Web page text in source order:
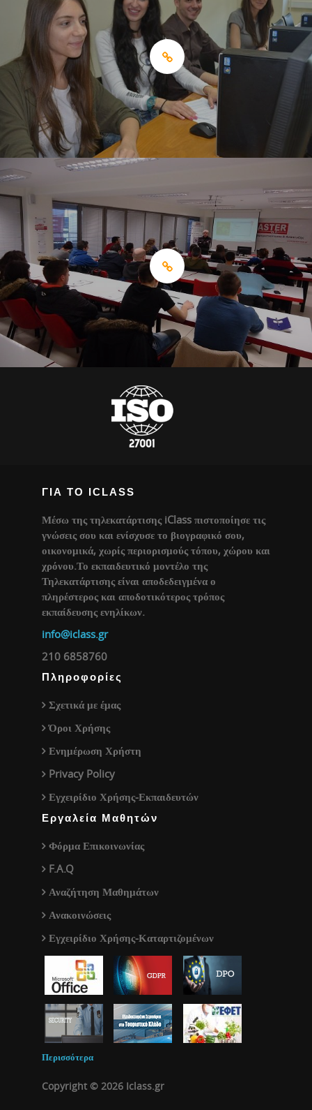
ΓΙΑ ΤΟ ICLASS
Μέσω της τηλεκατάρτισης iClass πιστοποίησε τις
γνώσεις σου και ενίσχυσε το βιογραφικό σου,
οικονομικά, χωρίς περιορισμούς τόπου, χώρου και
χρόνου.Το εκπαιδευτικό μοντέλο της
Τηλεκατάρτισης είναι αποδεδειγμένα ο
πληρέστερος και αποδοτικότερος τρόπος
εκπαίδευσης ενηλίκων.
info@iclass.gr
210 6858760
Πληροφορίες
Σχετικά με έμας
Όροι Χρήσης
Ενημέρωση Χρήστη
Privacy Policy
Εγχειρίδιο Χρήσης-Εκπαιδευτών
Εργαλεία Μαθητών
Φόρμα Επικοινωνίας
F.A.Q
Αναζήτηση Μαθημάτων
Ανακοινώσεις
Εγχειρίδιο Χρήσης-Καταρτιζομένων
Περισσότερα
Copyright © 2026 Iclass.gr